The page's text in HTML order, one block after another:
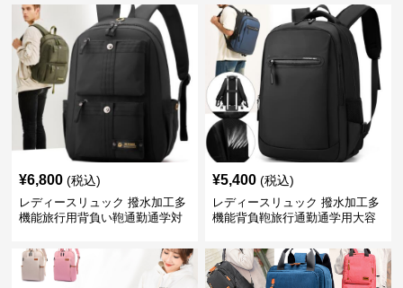
¥6,800 (税込)
レディースリュック 撥水加工多
機能旅行用背負い鞄通勤通学対
¥5,400 (税込)
レディースリュック 撥水加工多
機能背負鞄旅行通勤通学用大容